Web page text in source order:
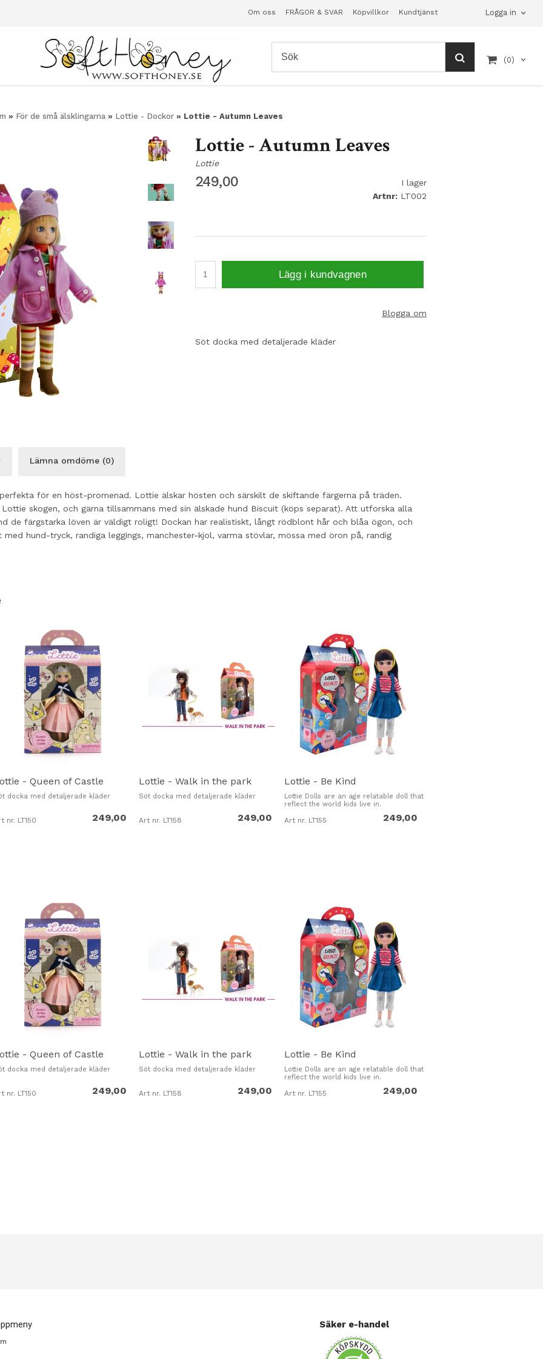
Om oss FRÅGOR & SVAR Köpvillkor Kundtjänst Logga in
(0)
» För de små älsklingarna » Lottie - Dockor » Lottie - Autumn Leaves
Lottie - Autumn Leaves
Lottie
249,00
I lager
Artnr: LT002
Lägg i kundvagnen
Blogga om
Söt docka med detaljerade kläder
Lämna omdöme (0)
för en höst-promenad. Lottie älskar hösten och särskilt de skiftande färgerna på träden.
skogen, och gärna tillsammans med sin älskade hund Biscuit (köps separat). Att utforska alla
de färgstarka löven är väldigt roligt! Dockan har realistiskt, långt rödblont hår och blåa ögon, och
hund-tryck, randiga leggings, manchester-kjol, varma stövlar, mössa med öron på, randig
är 18 cm hög, kan stå av sig själv och utformades utifrån proportionerna på 9-åriga tjejer. Armar
som är väldigt mjukt och borstbart.
kreativ lek.
bak och i sidled)
alltid en användbar färdighet att ha!)
illustrationer och handtag
Toy Portfolio 2012 – Platinum Best Toy Award
- Queen of Castle
docka med detaljerade kläder
nr. LT150 249,00
Lottie - Walk in the park
Söt docka med detaljerade kläder
Art nr. LT158 249,00
Lottie - Be Kind
Lottie Dolls are an age relatable doll that
reflect the world kids live in.
Art nr. LT155 249,00
- Queen of Castle
docka med detaljerade kläder
nr. LT150 249,00
Lottie - Walk in the park
Söt docka med detaljerade kläder
Art nr. LT158 249,00
Lottie - Be Kind
Lottie Dolls are an age relatable doll that
reflect the world kids live in.
Art nr. LT155 249,00
Säker e-handel